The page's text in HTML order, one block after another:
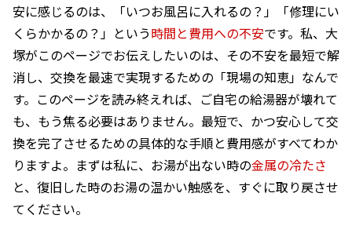
安に感じるのは、「いつお風呂に入れるの？」「修理にい
くらかかるの？」という時間と費用への不安です。私、大
塚がこのページでお伝えしたいのは、その不安を最短で解
消し、交換を最速で実現するための「現場の知恵」なんで
す。このページを読み終えれば、ご自宅の給湯器が壊れて
も、もう焦る必要はありません。最短で、かつ安心して交
換を完了させるための具体的な手順と費用感がすべてわか
りますよ。まずは私に、お湯が出ない時の金属の冷たさ
と、復旧した時のお湯の温かい触感を、すぐに取り戻させ
てください。